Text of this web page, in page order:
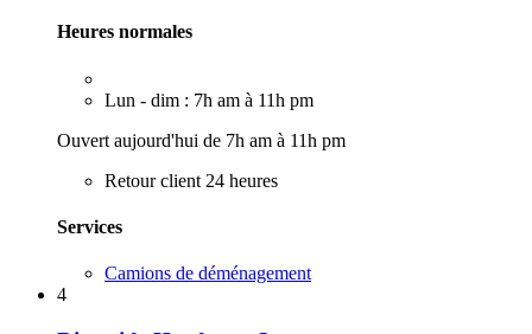
Heures normales
Lun - dim : 7h am à 11h pm
Ouvert aujourd'hui de 7h am à 11h pm
Retour client 24 heures
Services
Camions de déménagement
4